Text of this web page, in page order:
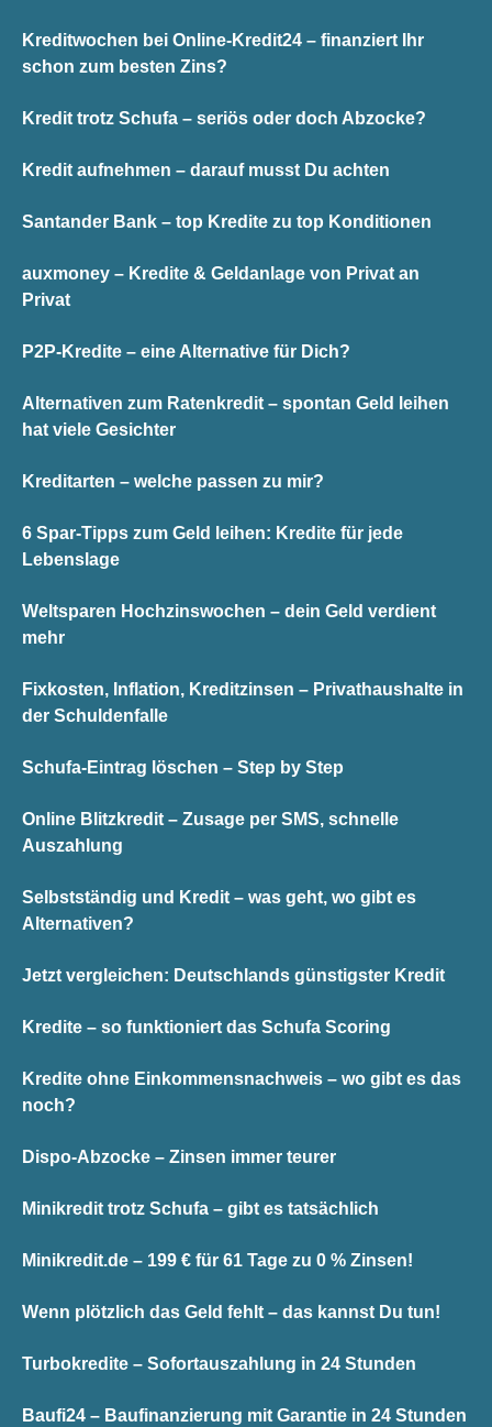
Kreditwochen bei Online-Kredit24 – finanziert Ihr
schon zum besten Zins?
Kredit trotz Schufa – seriös oder doch Abzocke?
Kredit aufnehmen – darauf musst Du achten
Santander Bank – top Kredite zu top Konditionen
auxmoney – Kredite & Geldanlage von Privat an
Privat
P2P-Kredite – eine Alternative für Dich?
Alternativen zum Ratenkredit – spontan Geld leihen
hat viele Gesichter
Kreditarten – welche passen zu mir?
6 Spar-Tipps zum Geld leihen: Kredite für jede
Lebenslage
Weltsparen Hochzinswochen – dein Geld verdient
mehr
Fixkosten, Inflation, Kreditzinsen – Privathaushalte in
der Schuldenfalle
Schufa-Eintrag löschen – Step by Step
Online Blitzkredit – Zusage per SMS, schnelle
Auszahlung
Selbstständig und Kredit – was geht, wo gibt es
Alternativen?
Jetzt vergleichen: Deutschlands günstigster Kredit
Kredite – so funktioniert das Schufa Scoring
Kredite ohne Einkommensnachweis – wo gibt es das
noch?
Dispo-Abzocke – Zinsen immer teurer
Minikredit trotz Schufa – gibt es tatsächlich
Minikredit.de – 199 € für 61 Tage zu 0 % Zinsen!
Wenn plötzlich das Geld fehlt – das kannst Du tun!
Turbokredite – Sofortauszahlung in 24 Stunden
Baufi24 – Baufinanzierung mit Garantie in 24 Stunden